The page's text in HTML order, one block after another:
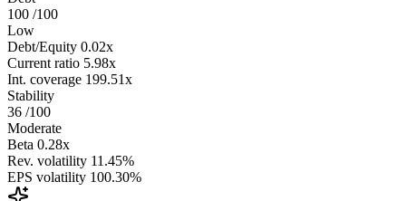
100 /100
Low
Debt/Equity 0.02x
Current ratio 5.98x
Int. coverage 199.51x
Stability
36 /100
Moderate
Beta 0.28x
Rev. volatility 11.45%
EPS volatility 100.30%